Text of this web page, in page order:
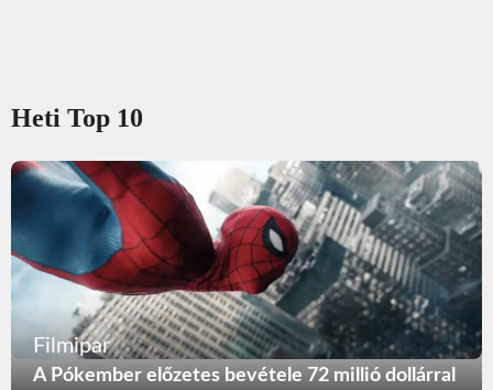
Heti Top 10
Filmipar
A Pókember előzetes bevétele 72 millió dollárral